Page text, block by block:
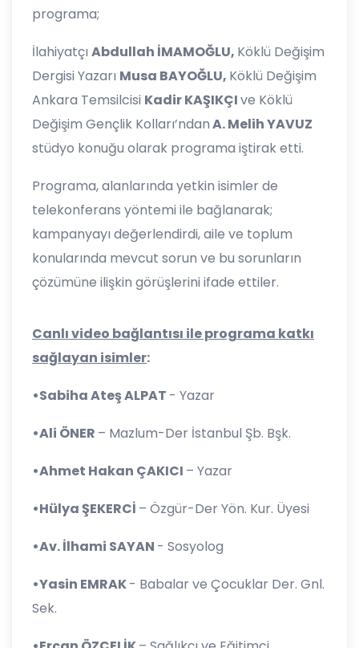
programa;
İlahiyatçı Abdullah İMAMOĞLU, Köklü Değişim
Dergisi Yazarı Musa BAYOĞLU, Köklü Değişim
Ankara Temsilcisi Kadir KAŞIKÇIve Köklü
Değişim Gençlik Kolları’ndanA. Melih YAVUZ
stüdyo konuğu olarak programa iştirak etti.
Programa, alanlarında yetkin isimler de
telekonferans yöntemi ile bağlanarak;
kampanyayı değerlendirdi, aile ve toplum
konularında mevcut sorun ve bu sorunların
çözümüne ilişkin görüşlerini ifade ettiler.
Canlı video bağlantısı ile programa katkı
sağlayan isimler:
•Sabiha Ateş ALPAT - Yazar
•Ali ÖNER – Mazlum-Der İstanbul Şb. Bşk.
•Ahmet Hakan ÇAKICI – Yazar
•Hülya ŞEKERCİ – Özgür-Der Yön. Kur. Üyesi
•Av. İlhami SAYAN - Sosyolog
•Yasin EMRAK- Babalar ve Çocuklar Der. Gnl.
Sek.